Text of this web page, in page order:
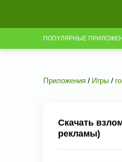
ПОПУЛЯРНЫЕ
Приложения / Игры /
Скачать
рекламы)